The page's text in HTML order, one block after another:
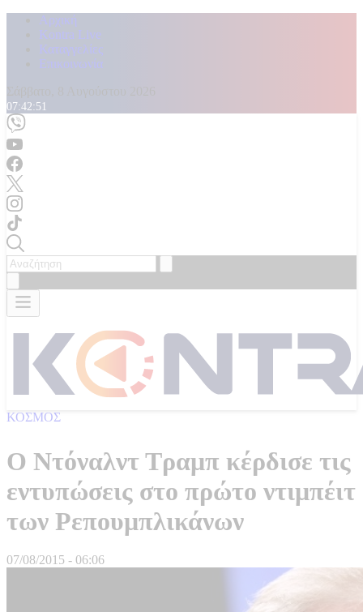
Αρχική
Kontra Live
Καταγγελίες
Επικοινωνία
07:42:53
ΚΟΣΜΟΣ
Ο Ντόναλντ Τραμπ κέρδισε τις
εντυπώσεις στο πρώτο ντιμπέιτ
των Ρεπουμπλικάνων
07/08/2015 - 06:06